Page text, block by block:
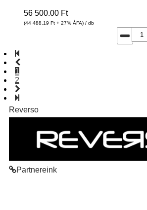
56 500.00 Ft
(44 488.19 Ft + 27% ÁFA) / db
1
2
Reverso
Partnereink